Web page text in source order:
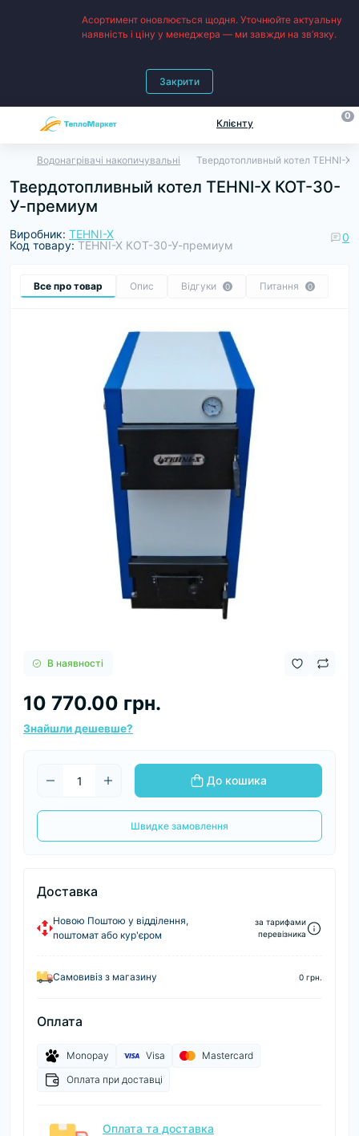
Асортимент оновлюється щодня. Уточнюйте актуальну
наявність і ціну у менеджера — ми завжди на зв’язку.
Закрити
Клієнту
0
Водонагрівачі накопичувальні Твердотопливный котел TEHNI-
Твердотопливный котел TEHNI-X КОТ-30-
У-премиум
Виробник: TEHNI-X
Код товару: TEHNI-X КОТ-30-У-премиум
0
Все про товар Опис Відгуки 0 Питання 0
В наявності
10 770.00 грн.
Знайшли дешевше?
До кошика
Швидке замовлення
Доставка
Новою Поштою у відділення,
поштомат або кур'єром
за тарифами
перевізника
Самовивіз з магазину 0 грн.
Оплата
Monopay Visa
Mastercard
Оплата при доставці
Оплата та доставка